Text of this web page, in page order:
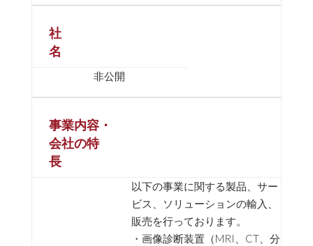
社
名
非公開
事業内容・
会社の特
長
以下の事業に関する製品、サー
ビス、ソリューションの輸入、
販売を行っております。
・画像診断装置（MRI、CT、分